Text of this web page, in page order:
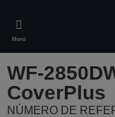
main
content
Menú
WF-
CoverPlus
NÚMERO DE